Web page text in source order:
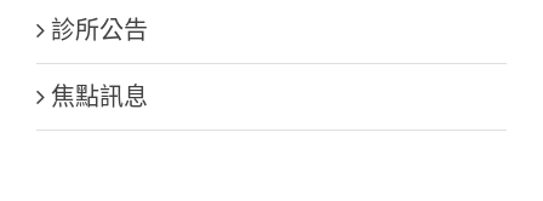
診所公告
焦點訊息